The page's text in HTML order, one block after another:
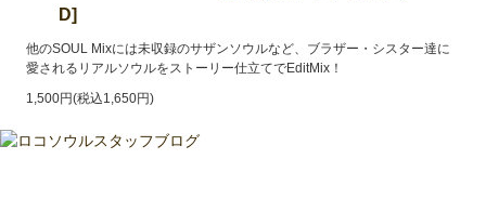
D]
他のSOUL Mixには未収録のサザンソウルなど、ブラザー・シスター達に
愛されるリアルソウルをストーリー仕立てでEditMix！
1,500円(税込1,650円)